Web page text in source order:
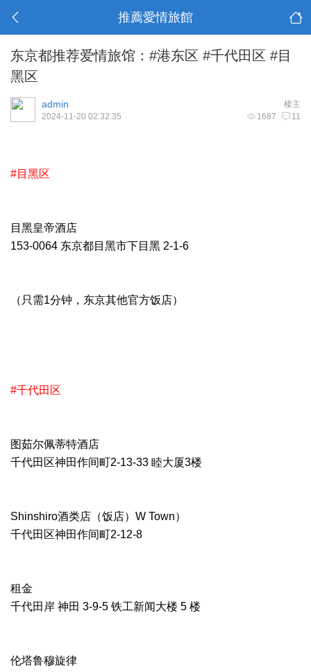
推薦愛情旅館
东京都推荐爱情旅馆：#港东区 #千代田区 #目
黑区
楼主
admin
1687 11
2024-11-20 02:32:35
#目黑区
目黑皇帝酒店
153-0064 东京都目黑市下目黑 2-1-6
（只需1分钟，东京其他官方饭店）
#千代田区
图茹尔佩蒂特酒店
千代田区神田作间町2-13-33 睦大厦3楼
Shinshiro酒类店（饭店）W Town）
千代田区神田作间町2-12-8
租金
千代田岸 神田 3-9-5 铁工新闻大楼 5 楼
伦塔鲁穆旋律